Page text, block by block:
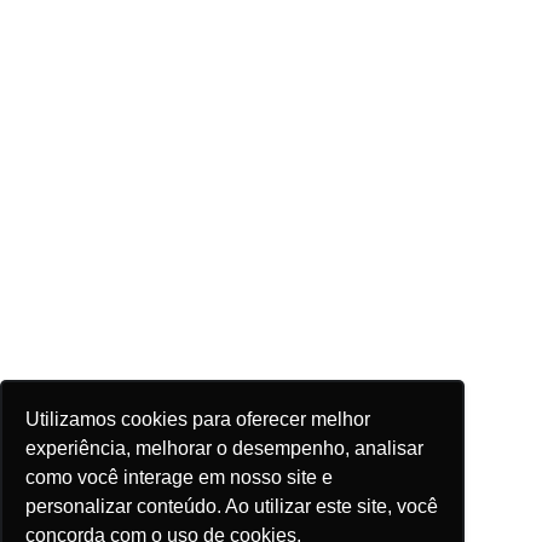
Utilizamos cookies para oferecer melhor
experiência, melhorar o desempenho, analisar
como você interage em nosso site e
personalizar conteúdo. Ao utilizar este site, você
concorda com o uso de cookies.